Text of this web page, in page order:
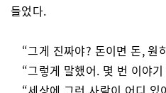
들었다.
“그게 진짜야? 돈이면 돈, 원
“그렇게 말했어. 몇 번 이야